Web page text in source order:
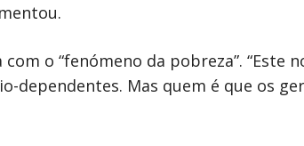
o “fenómeno da pobreza”. “Este
dependentes. Mas quem é que os